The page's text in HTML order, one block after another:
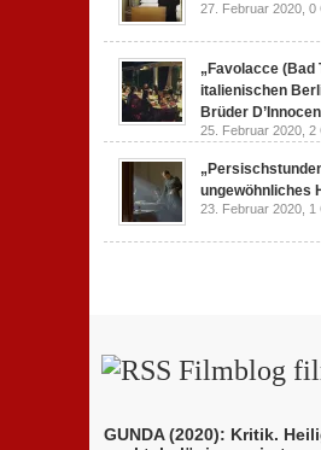
27. Februar 2020, 0
„Favolacce (Bad
italienischen
Brüder
25. Februar 2020, 2
ungewöhnliches
23. Februar 2020, 1
Filmblog
GUNDA (2020): Kritik.